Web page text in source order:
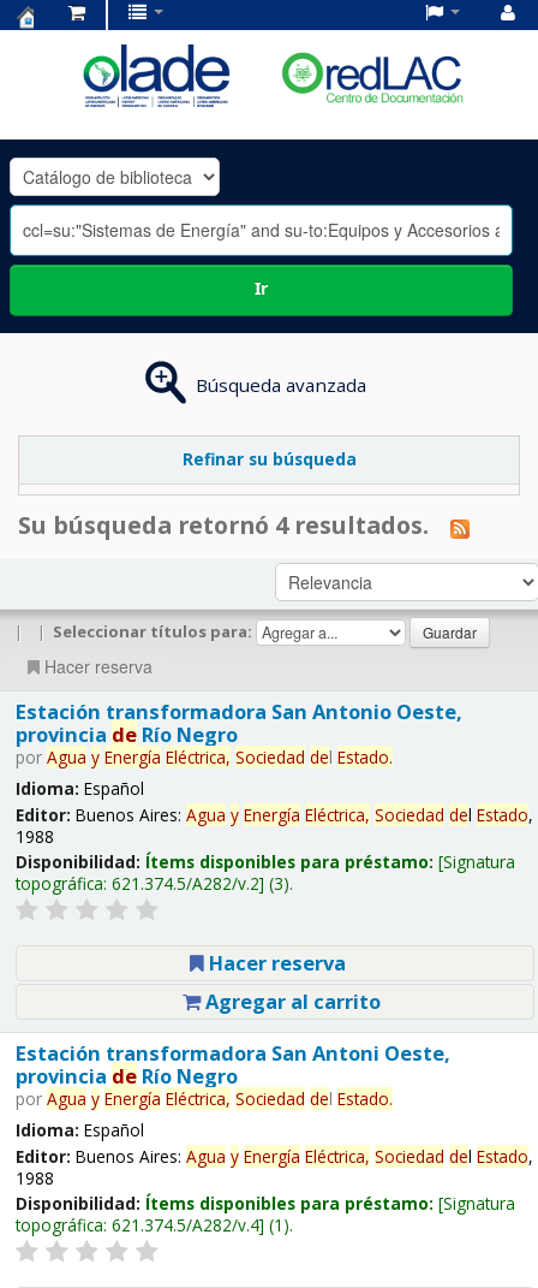
OLADE
-
Ir
Búsqueda avanzada
Refinar su búsqueda
Su búsqueda retornó 4 resultados.
| | Seleccionar títulos para:
Hacer reserva
Estación transformadora San Antonio Oeste,
provincia deRío Negro
por Agua y Energía Eléctrica, Sociedad del Estado.
Idioma: Español
Editor: Buenos Aires: Agua y Energía Eléctrica, Sociedad del Estado,
1988
Disponibilidad: Ítems disponibles para préstamo: Signatura
topográfica: 621.374.5/A282/v.2 (3).
Hacer reserva
Agregar al carrito
Estación transformadora San Antoni Oeste,
provincia deRío Negro
por Agua y Energía Eléctrica, Sociedad del Estado.
Idioma: Español
Editor: Buenos Aires: Agua y Energía Eléctrica, Sociedad del Estado,
1988
Disponibilidad: Ítems disponibles para préstamo: Signatura
topográfica: 621.374.5/A282/v.4 (1).